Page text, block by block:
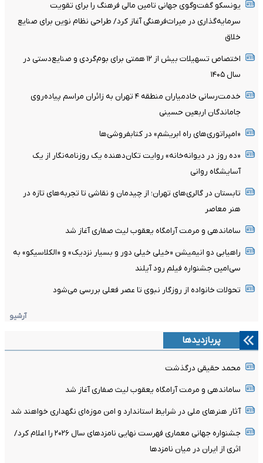
یونسکو گفت‌وگوی جهانی تامین مالی فرهنگ را برای تقویت
سرمایه‌گذاری در میراث‌فرهنگی آغاز کرد/ طراحی نظام نوین برای صنایع
خلاق
اختصاص تسهیلات بیش از ۱۲ همتی برای بوم‌گردی و صنایع‌دستی در
سال ۱۴۰۵
خدمت‌رسانی خادمیاران منطقه ۴ تهران به زائران مراسم پیاده‌روی
جاماندگان اربعین حسینی
«امپراتوری‌های راه ابریشم» در کتابفروشی‌ها
«ده روز در دیوانه‌خانه» روایت تکان‌دهنده یک روزنامه‌نگار از یک
آسایشگاه روانی
تابستان در گالری‌های تهران؛ از چیدمان و نقاشی تا تجربه‌های تازه در
هنر معاصر
ساماندهی و مرمت آرامگاه یعقوب لیث صفاری آغاز شد
راهیابی دو انیمیشن «خیلی خیلی دور و بسیار نزدیک» و «الکلاسیکو» به
سی‌امین جشنواره فیلم رود آیلند
تحولات خانواده از روزگار نبوی تا عصر فعلی بررسی می‌شود
آرشیو
پربازدیدها
محمد حقیقی درگذشت
ساماندهی و مرمت آرامگاه یعقوب لیث صفاری آغاز شد
آثار هنرهای ملی در شرایط استاندارد و امن موزه‌ای نگهداری خواهند شد
جشنواره جهانی معماری فهرست نهایی نامزدهای سال ۲۰۲۶ را اعلام کرد/
اثری از ایران در میان نامزدها